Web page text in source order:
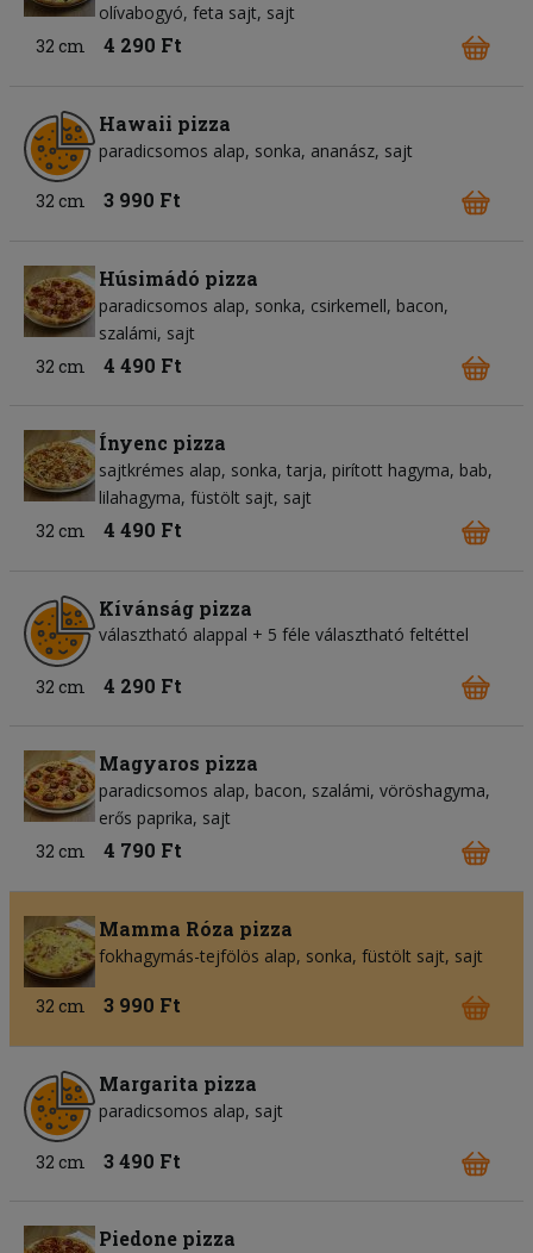
olívabogyó feta sajt sajt
32 cm
4 290 Ft
Hawaii pizza
paradicsomos alap sonka ananász sajt
32 cm 3 990 Ft
Húsimádó pizza
paradicsomos alap sonka csirkemell bacon
szalámi sajt
32 cm
4 490 Ft
Ínyenc pizza
sajtkrémes alap sonka tarja pirított hagyma bab
lilahagyma füstölt sajt sajt
32 cm
4 490 Ft
Kívánság pizza
választható alappal + 5 féle választható feltéttel
32 cm 4 290 Ft
Magyaros pizza
paradicsomos alap bacon szalámi vöröshagyma
erős paprika sajt
32 cm
4 790 Ft
Mamma Róza pizza
fokhagymás-tejfölös alap sonka füstölt sajt sajt
32 cm 3 990 Ft
Margarita pizza
paradicsomos alap sajt
32 cm 3 490 Ft
Piedone pizza